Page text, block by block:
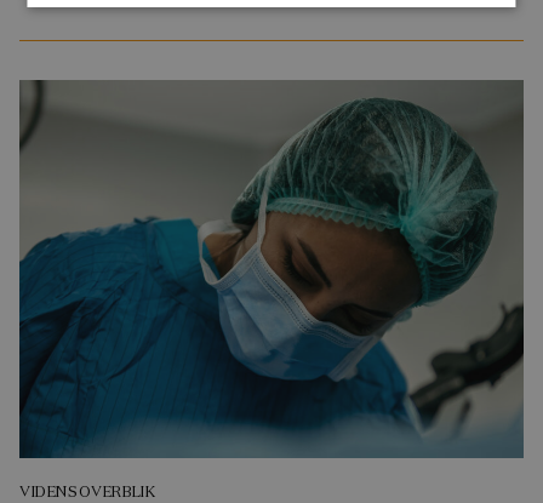
VIDENSOVERBLIK